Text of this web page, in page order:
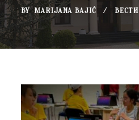
BY MARIJANA BAJIĆ ВЕСТИ